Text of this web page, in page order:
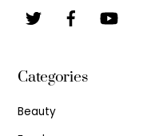
Categories
Beauty